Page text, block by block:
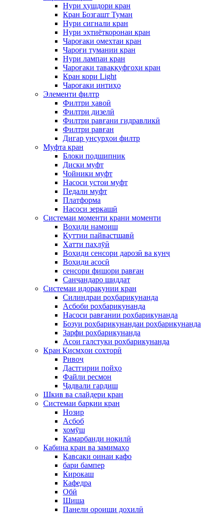
Нури ҳушдори кран
Кран Бозгашт Туман
Нури сигнали кран
Нури эҳтиёткоронаи кран
Чароғаки омехтаи кран
Чароғи тумании кран
Нури лампаи кран
Чароғаки таваққуфгоҳи кран
Кран кори Light
Чароғаки интиҳо
Элементи филтр
Филтри ҳавоӣ
Филтри дизелӣ
Филтри равғани гидравликӣ
Филтри равған
Дигар унсурҳои филтр
Муфта кран
Блоки подшипник
Диски муфт
Чойники муфт
Насоси устои муфт
Педали муфт
Платформа
Насоси зеркашӣ
Системаи моменти крани моменти
Воҳиди намоиш
Қуттии пайвастшавӣ
Хатти паҳлӯӣ
Воҳиди сенсори дарозӣ ва кунҷ
Воҳиди асосӣ
сенсори фишори равған
Санҷандаро шиддат
Системаи идоракунии кран
Силиндраи роҳбарикунанда
Асбоби роҳбарикунанда
Насоси равғании роҳбарикунанда
Бозуи роҳбарикунандаи роҳбарикунанда
Зарфи роҳбарикунанда
Асои галстуки роҳбарикунанда
Кран Қисмҳои сохторӣ
Ривоҷ
Дастгирии пойҳо
Файли ресмон
Ҷадвали гардиш
Шкив ва слайдери кран
Системаи барқии кран
Нозир
Асбоб
хомӯш
Камарбанди ноқилӣ
Кабина кран ва замимаҳо
Қавсаки оинаи қафо
бари бампер
Кирокаш
Кафедра
Обӣ
Шиша
Панели ороиши дохилӣ